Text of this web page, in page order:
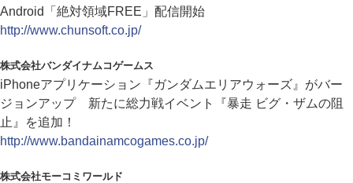
Android「絶対領域FREE」配信開始
http://www.chunsoft.co.jp/
株式会社バンダイナムコゲームス
iPhoneアプリケーション『ガンダムエリアウォーズ』がバー
ジョンアップ 新たに総力戦イベント『暴走 ビグ・ザムの阻
止』を追加！
http://www.bandainamcogames.co.jp/
株式会社モーコミワールド